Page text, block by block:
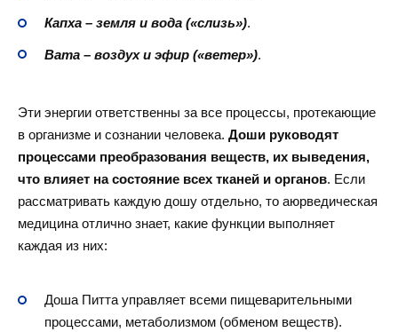
Капха – земля и вода («слизь»).
Вата – воздух и эфир («ветер»).
Эти энергии ответственны за все процессы, протекающие
в организме и сознании человека. Доши руководят
процессами преобразования веществ, их выведения,
что влияет на состояние всех тканей и органов. Если
рассматривать каждую дошу отдельно, то аюрведическая
медицина отлично знает, какие функции выполняет
каждая из них:
Доша Питта управляет всеми пищеварительными
процессами, метаболизмом (обменом веществ).